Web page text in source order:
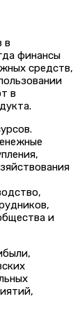
в
финансы
средств,
в
и